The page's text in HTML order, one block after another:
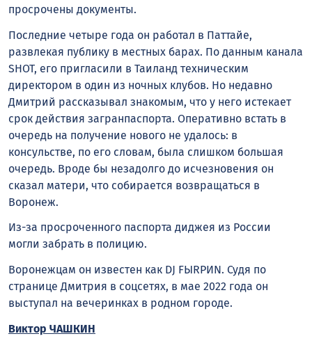
просрочены документы.
Последние четыре года он работал в Паттайе,
развлекая публику в местных барах. По данным канала
SHOT, его пригласили в Таиланд техническим
директором в один из ночных клубов. Но недавно
Дмитрий рассказывал знакомым, что у него истекает
срок действия загранпаспорта. Оперативно встать в
очередь на получение нового не удалось: в
консульстве, по его словам, была слишком большая
очередь. Вроде бы незадолго до исчезновения он
сказал матери, что собирается возвращаться в
Воронеж.
Из-за просроченного паспорта диджея из России
могли забрать в полицию.
Воронежцам он известен как DJ FЫRРИN. Судя по
странице Дмитрия в соцсетях, в мае 2022 года он
выступал на вечеринках в родном городе.
Виктор ЧАШКИН